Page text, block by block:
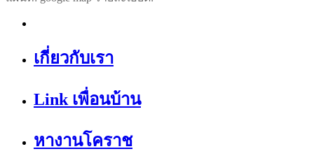
เกี่ยวกับเรา
Link เพื่อนบ้าน
หางานโคราช